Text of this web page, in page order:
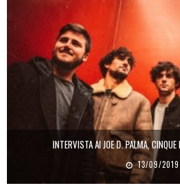
INTERVISTA AI JOE D. PALMA,
13/09/2019